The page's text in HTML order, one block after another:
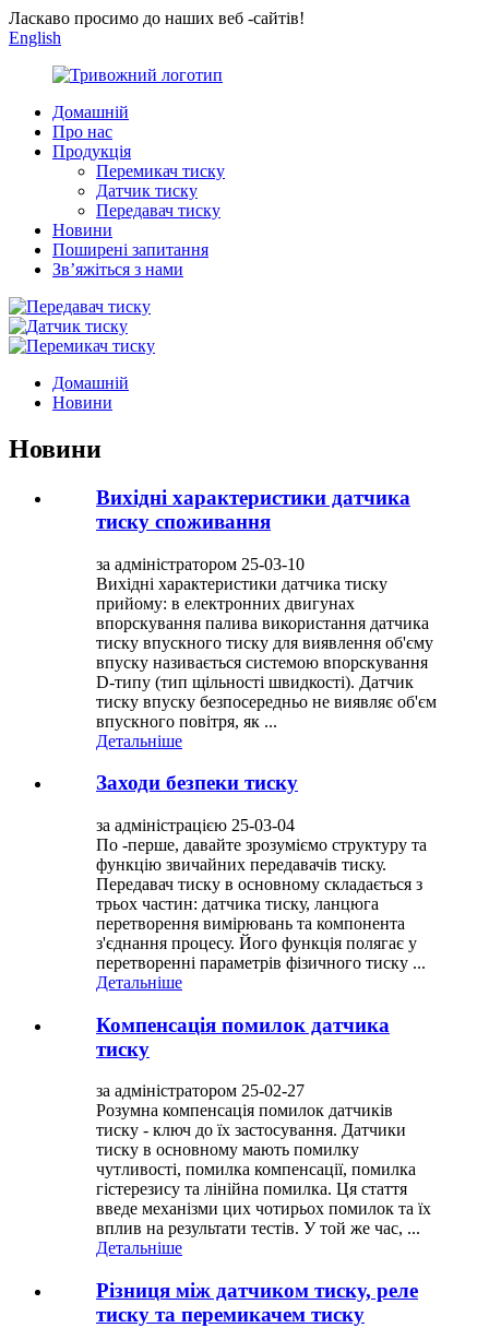
Ласкаво просимо до наших веб -сайтів!
English
Домашній
Про нас
Продукція
Перемикач тиску
Датчик тиску
Передавач тиску
Новини
Поширені запитання
Зв’яжіться з нами
Домашній
Новини
Новини
Вихідні характеристики датчика
тиску споживання
за адміністратором 25-03-10
Вихідні характеристики датчика тиску
прийому: в електронних двигунах
впорскування палива використання датчика
тиску впускного тиску для виявлення об'єму
впуску називається системою впорскування
D-типу (тип щільності швидкості). Датчик
тиску впуску безпосередньо не виявляє об'єм
впускного повітря, як ...
Детальніше
Заходи безпеки тиску
за адміністрацією 25-03-04
По -перше, давайте зрозуміємо структуру та
функцію звичайних передавачів тиску.
Передавач тиску в основному складається з
трьох частин: датчика тиску, ланцюга
перетворення вимірювань та компонента
з'єднання процесу. Його функція полягає у
перетворенні параметрів фізичного тиску ...
Детальніше
Компенсація помилок датчика
тиску
за адміністратором 25-02-27
Розумна компенсація помилок датчиків
тиску - ключ до їх застосування. Датчики
тиску в основному мають помилку
чутливості, помилка компенсації, помилка
гістерезису та лінійна помилка. Ця стаття
введе механізми цих чотирьох помилок та їх
вплив на результати тестів. У той же час, ...
Детальніше
Різниця між датчиком тиску, реле
тиску та перемикачем тиску